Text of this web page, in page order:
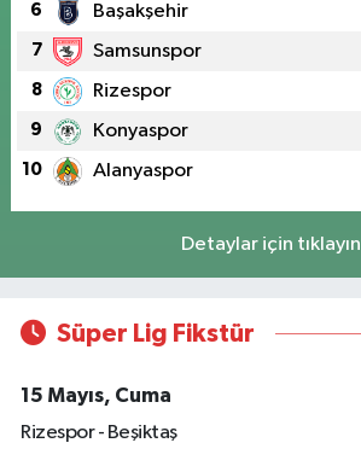
6 Başakşehir
7 Samsunspor
8 Rizespor
9 Konyaspor
10 Alanyaspor
Detaylar için tıklayın
Süper Lig Fikstür
15 Mayıs, Cuma
Rizespor - Beşiktaş